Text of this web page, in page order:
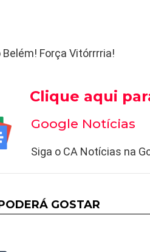
Belém! Força Vitórrrria!
Clique aqui
Google Notícias
Siga o CA Notícias na
GOSTAR